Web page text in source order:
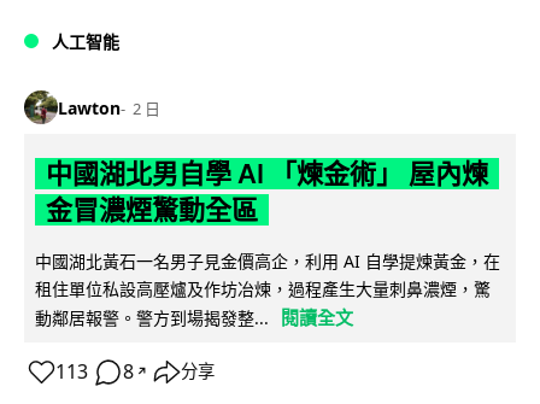
人工智能
Lawton 2 日
中國湖北男自學 AI 「煉金術」 屋內煉
金冒濃煙驚動全區
中國湖北黃石一名男子見金價高企，利用 AI 自學提煉黃金，在
租住單位私設高壓爐及作坊冶煉，過程產生大量刺鼻濃煙，驚
動鄰居報警。警方到場揭發整...
閱讀全文
113 8 ↗ 分享